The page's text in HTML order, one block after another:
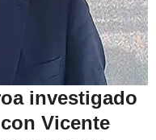
investigado
Vicente